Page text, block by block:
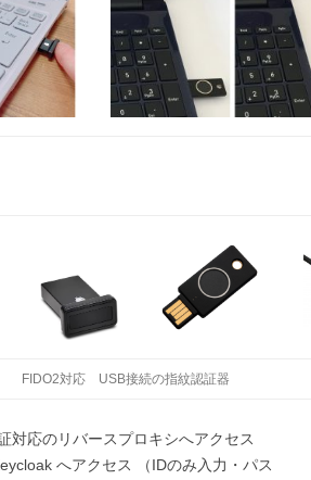
FIDO2対応 USB接続の指紋認証器
対応のリバースプロキシへアクセス
へアクセス （IDのみ入力・パス